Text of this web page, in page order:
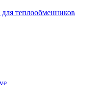
теплообменников